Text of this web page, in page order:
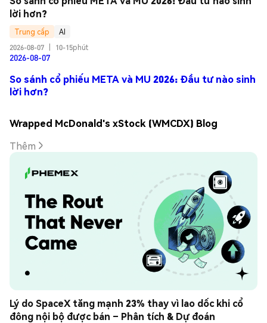
lời hơn?
Trung cấp
AI
2026-08-07
10-15phút
2026-08-07
So sánh cổ phiếu META và MU 2026: Đầu tư nào sinh
lời hơn?
Wrapped McDonald's xStock (WMCDX) Blog
Thêm
Lý do SpaceX tăng mạnh 23% thay vì lao dốc khi cổ
đông nội bộ được bán – Phân tích & Dự đoán